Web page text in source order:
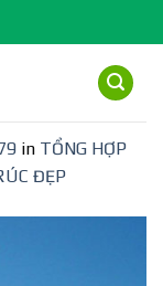
in TỔNG HỢP
ĐẸP